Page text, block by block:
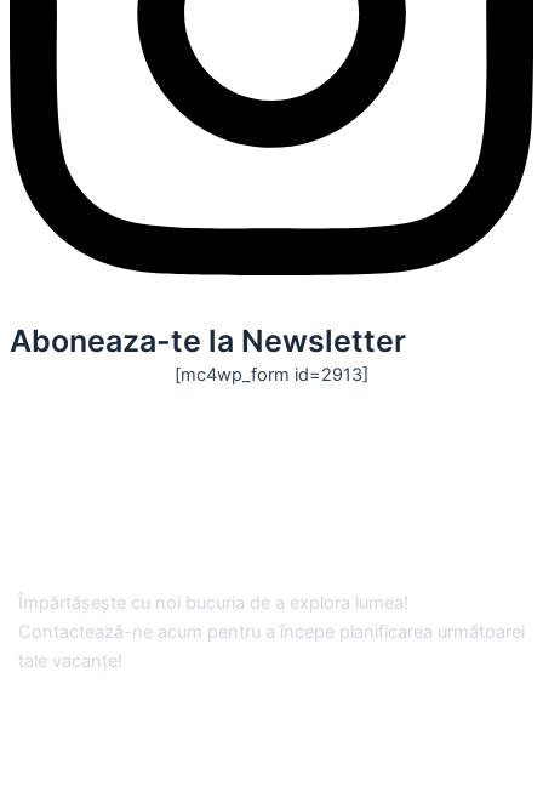
Aboneaza-te la Newsletter
[mc4wp_form id=2913]
Împărtășește cu noi bucuria de a explora lumea!
Contactează-ne acum pentru a începe planificarea următoarei
tale vacanțe!